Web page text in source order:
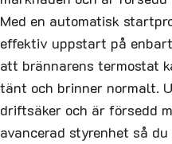
Med en automatisk
effektiv uppstart på
att brännarens termostat
tänt och brinner normalt.
driftsäker och är försedd
avancerad styrenhet så